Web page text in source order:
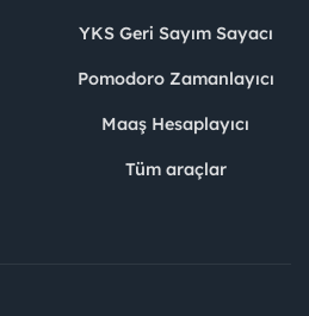
YKS Geri Sayım Sayacı
Pomodoro Zamanlayıcı
Maaş Hesaplayıcı
Tüm araçlar